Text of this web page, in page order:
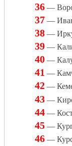
36 —
37 —
38 —
39 —
40 —
41 —
42 —
43 —
44 —
45 —
46 —